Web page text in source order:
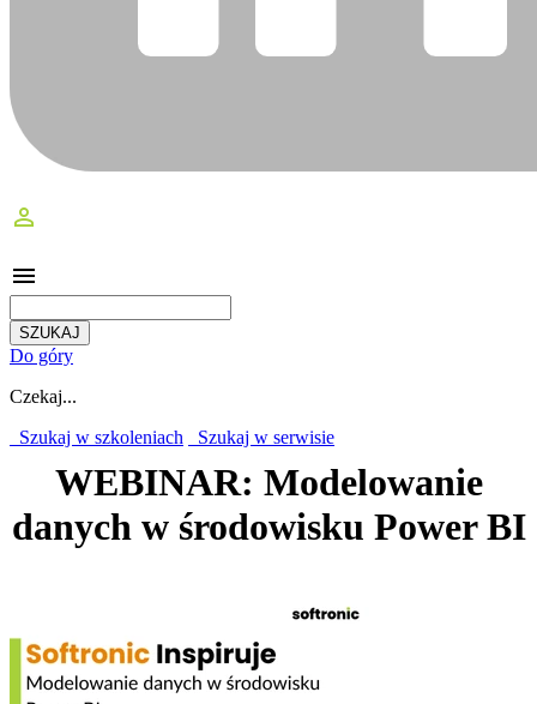
perm_identity
menu
Do góry
Czekaj...
Szukaj w szkoleniach
Szukaj w serwisie
WEBINAR: Modelowanie
danych w środowisku Power BI